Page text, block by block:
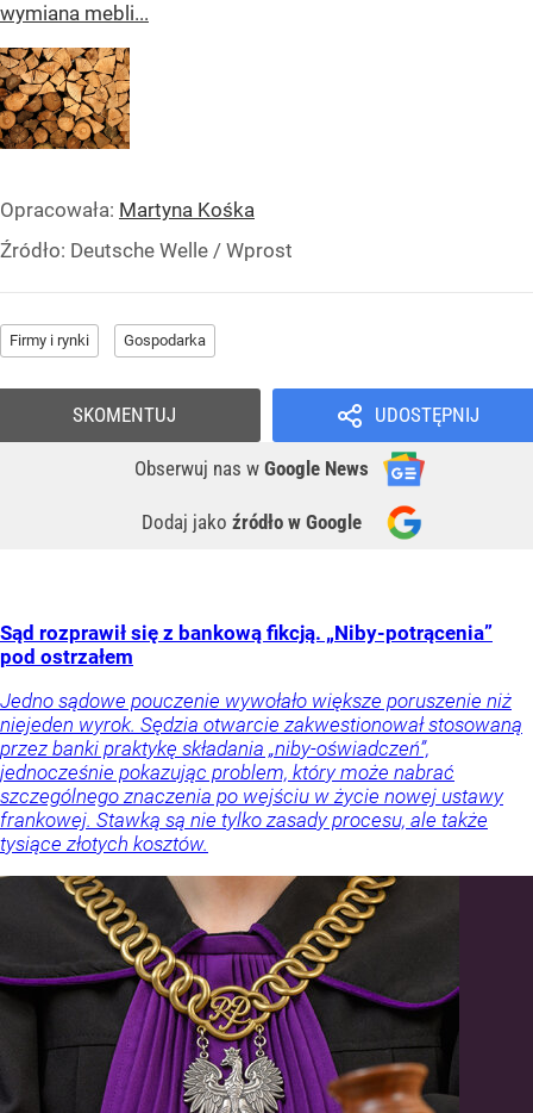
wymiana mebli...
Opracowała: Martyna Kośka
Źródło: Deutsche Welle / Wprost
Firmy i rynki Gospodarka
UDOSTĘPNIJ
Obserwuj nas w Google News
Dodaj jako źródło w Google
SKOMENTUJ
Sąd rozprawił się z bankową fikcją. „Niby-potrącenia”
pod ostrzałem
Jedno sądowe pouczenie wywołało większe poruszenie niż
niejeden wyrok. Sędzia otwarcie zakwestionował stosowaną
przez banki praktykę składania „niby-oświadczeń”,
jednocześnie pokazując problem, który może nabrać
szczególnego znaczenia po wejściu w życie nowej ustawy
frankowej. Stawką są nie tylko zasady procesu, ale także
tysiące złotych kosztów.